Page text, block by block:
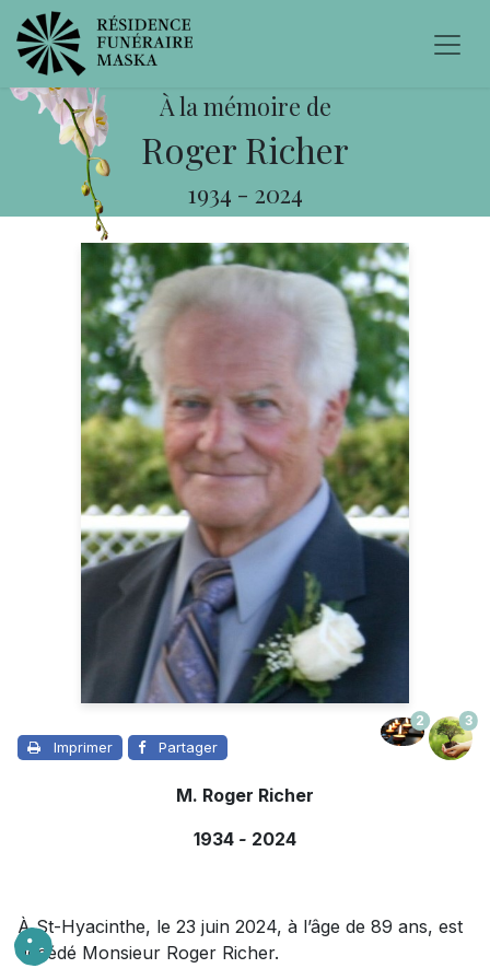
À la mémoire de
Roger Richer
1934 - 2024
Imprimer Partager
2 3
M. Roger Richer
1934 - 2024
À St-Hyacinthe, le 23 juin 2024, à l’âge de 89 ans, est
décédé Monsieur Roger Richer.